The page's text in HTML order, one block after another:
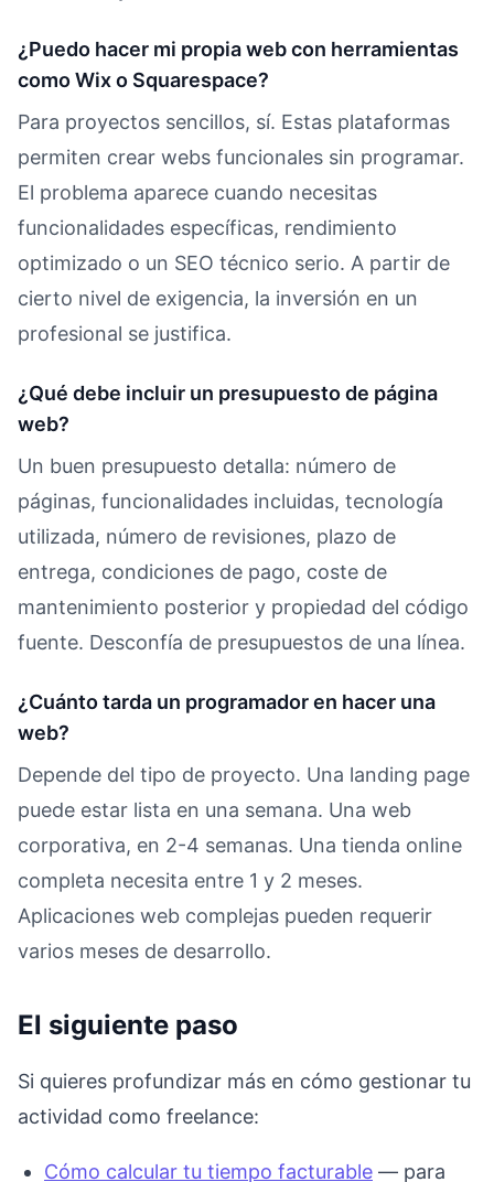
¿Puedo hacer mi propia web con herramientas
como Wix o Squarespace?
Para proyectos sencillos, sí. Estas plataformas
permiten crear webs funcionales sin programar.
El problema aparece cuando necesitas
funcionalidades específicas, rendimiento
optimizado o un SEO técnico serio. A partir de
cierto nivel de exigencia, la inversión en un
profesional se justifica.
¿Qué debe incluir un presupuesto de página
web?
Un buen presupuesto detalla: número de
páginas, funcionalidades incluidas, tecnología
utilizada, número de revisiones, plazo de
entrega, condiciones de pago, coste de
mantenimiento posterior y propiedad del código
fuente. Desconfía de presupuestos de una línea.
¿Cuánto tarda un programador en hacer una
web?
Depende del tipo de proyecto. Una landing page
puede estar lista en una semana. Una web
corporativa, en 2-4 semanas. Una tienda online
completa necesita entre 1 y 2 meses.
Aplicaciones web complejas pueden requerir
varios meses de desarrollo.
El siguiente paso
Si quieres profundizar más en cómo gestionar tu
actividad como freelance:
Cómo calcular tu tiempo facturable — para